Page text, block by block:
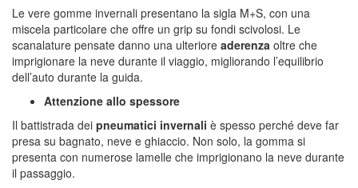
Le vere gomme invernali presentano la sigla M+S, con una
miscela particolare che offre un grip su fondi scivolosi. Le
scanalature pensate danno una ulteriore aderenza oltre che
imprigionare la neve durante il viaggio, migliorando l’equilibrio
dell’auto durante la guida.
Attenzione allo spessore
Il battistrada dei pneumatici invernali è spesso perché deve far
presa su bagnato, neve e ghiaccio. Non solo, la gomma si
presenta con numerose lamelle che imprigionano la neve durante
il passaggio.